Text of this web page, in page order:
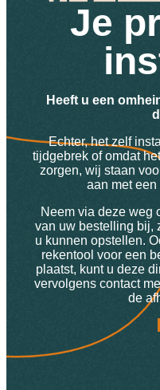
Je
Heeft u een
Echter, het zelf
tijdgebrek of omdat
zorgen, wij staan
aan met
Neem via deze weg
van uw bestelling bij,
u kunnen opstellen.
rekentool voor een
plaatst, kunt u deze
vervolgens contact
de